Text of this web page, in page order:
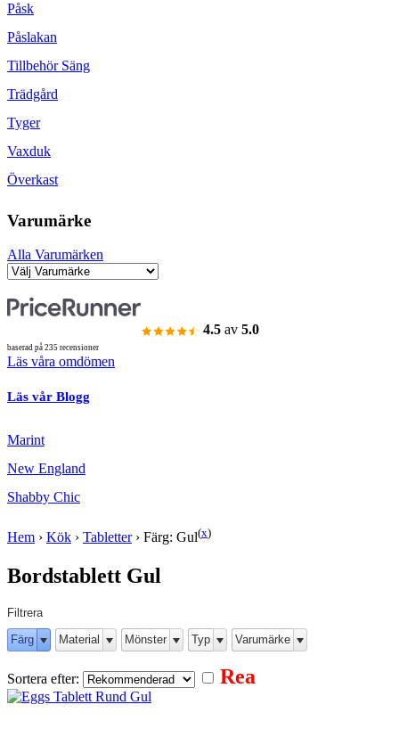
Påsk
Påslakan
Tillbehör Säng
Trädgård
Tyger
Vaxduk
Överkast
Varumärke
Alla Varumärken
4.5 av 5.0
baserad på 235 recensioner
Läs våra omdömen
Läs vår Blogg
Marint
New England
Shabby Chic
Hem › Kök › Tabletter› Färg: Gul(x)
Bordstablett Gul
Filtrera
Färg
Material Mönster Typ Varumärke
Sortera efter: Rea